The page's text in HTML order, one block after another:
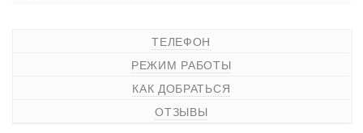
ТЕЛЕФОН
РЕЖИМ РАБОТЫ
КАК ДОБРАТЬСЯ
ОТЗЫВЫ